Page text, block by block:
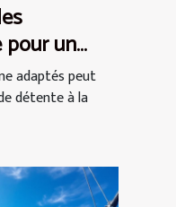
pour un
adaptés peut
détente à la